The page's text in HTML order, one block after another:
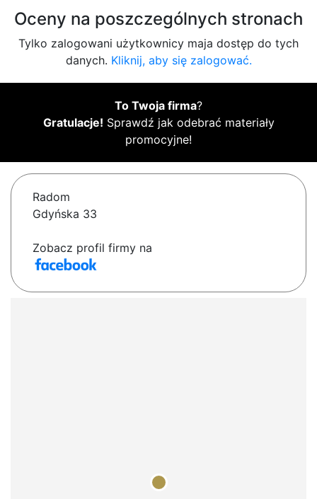
Oceny na poszczególnych stronach
Tylko zalogowani użytkownicy maja dostęp do tych
danych. Kliknij, aby się zalogować.
To Twoja firma?
Gratulacje! Sprawdź jak odebrać materiały
promocyjne!
Radom
Gdyńska 33
Zobacz profil firmy na